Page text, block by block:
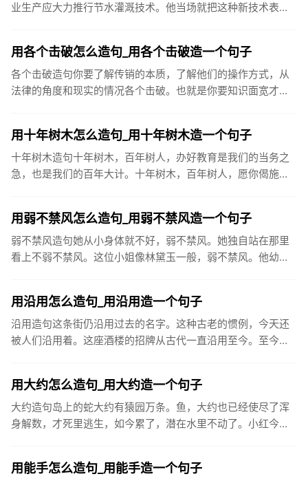
业生产应大力推行节水灌溉技术。他当场就把这种新技术表演
用各个击破怎么造句_用各个击破造一个句子
各个击破造句你要了解传销的本质，了解他们的操作方式，从
法律的角度和现实的情况各个击破。也就是你要知识面宽才
用十年树木怎么造句_用十年树木造一个句子
十年树木造句十年树木，百年树人，办好教育是我们的当务之
急，也是我们的百年大计。十年树木，百年树人，愿你偈施过
用弱不禁风怎么造句_用弱不禁风造一个句子
弱不禁风造句她从小身体就不好，弱不禁风。她独自站在那里
看上不弱不禁风。这位小姐像林黛玉一般，弱不禁风。他幼年
用沿用怎么造句_用沿用造一个句子
沿用造句这条街仍沿用过去的名字。这种古老的惯例，今天还
被人们沿用着。这座酒楼的招牌从古代一直沿用至今。至今太
用大约怎么造句_用大约造一个句子
大约造句岛上的蛇大约有猿园万条。鱼，大约也已经使尽了浑
身解数，才死里逃生，如今累了，潜在水里不动了。小红今天
用能手怎么造句_用能手造一个句子